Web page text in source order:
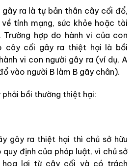
ra là tự bản thân cây cối đổ,
tính mạng, sức khỏe hoặc tài
Trường hợp do hành vi của con
cây cối gây ra thiệt hại là bồi
vi con người gây ra (ví dụ, A
vào người B làm B gãy chân).
bồi thường thiệt hại:
gây ra thiệt hại thì chủ sở hữu
định của pháp luật, vì chủ sở
hoa lợi từ cây cối và có trách